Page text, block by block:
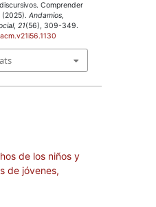
Comprender
(2025).Andamios,
,21(56), 309-349.
de los niños y
de jóvenes,